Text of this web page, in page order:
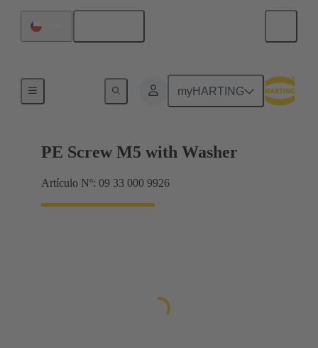
myHARTING
PE Screw M5 with Washer
Artículo Nº: 09 33 000 9926